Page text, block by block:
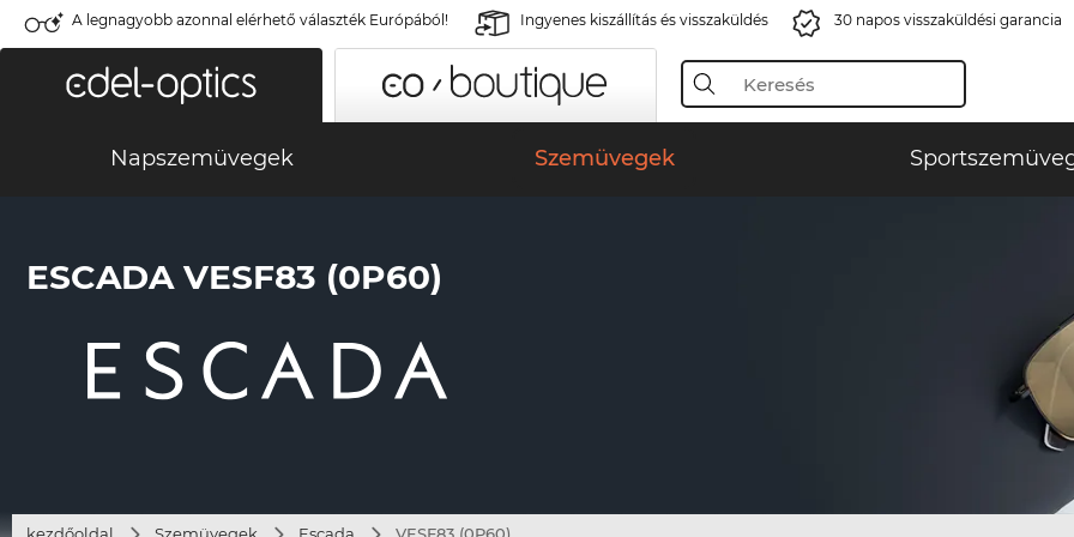
A legnagyobb azonnal elérhető választék Európából! Ingyenes kiszállítás és visszaküldés 30 napos visszaküldési garancia
Napszemüvegek Szemüvegek
ESCADA VESF83 (0P60)